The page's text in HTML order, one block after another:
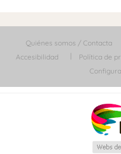
Quiénes somos / Contacta
Accesibilidad
Política de